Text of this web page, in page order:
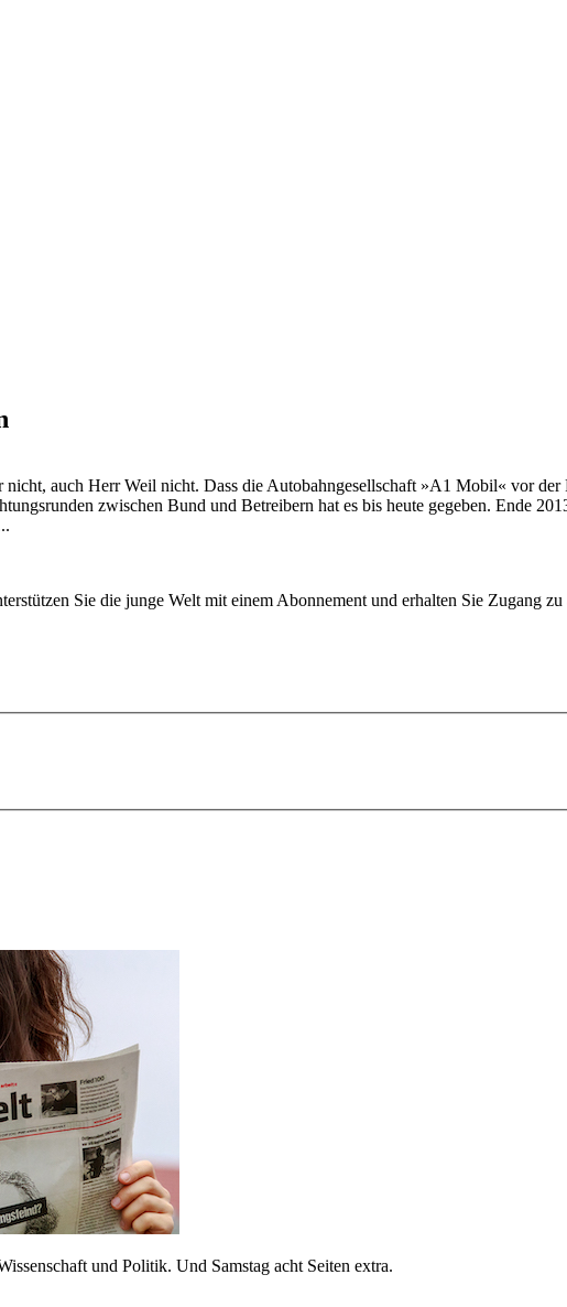
auch Herr Weil nicht. Dass die Autobahngesellschaft »A1 Mobil« vor der
zwischen Bund und Betreibern hat es bis heute gegeben. Ende
Sie die junge Welt mit einem Abonnement und erhalten Sie Zugang
und Politik. Und Samstag acht Seiten extra.